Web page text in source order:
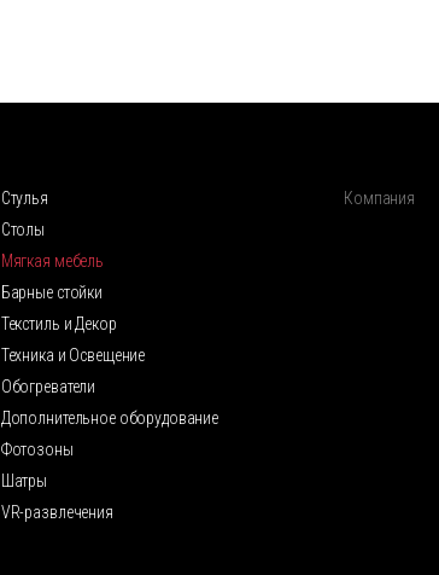
Стулья
Столы
Мягкая мебель
Барные стойки
Текстиль и Декор
Техника и Освещение
Обогреватели
Дополнительное оборудование
Фотозоны
Шатры
VR-развлечения
Компания